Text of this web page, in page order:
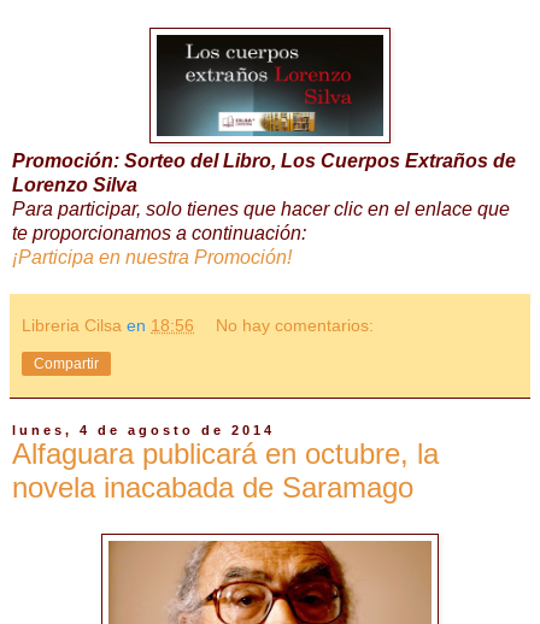
Promoción: Sorteo del Libro, Los Cuerpos Extraños de
Lorenzo Silva
Para participar, solo tienes que hacer clic en el enlace que
te proporcionamos a continuación:
¡Participa en nuestra Promoción!
Libreria Cilsa en 18:56 No hay comentarios:
Compartir
lunes, 4 de agosto de 2014
Alfaguara publicará en octubre, la
novela inacabada de Saramago